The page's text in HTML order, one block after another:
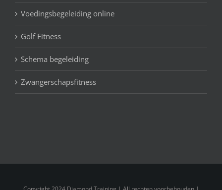
Voedingsbegeleiding online
Golf Fitness
Schema begeleiding
Zwangerschapsfitness